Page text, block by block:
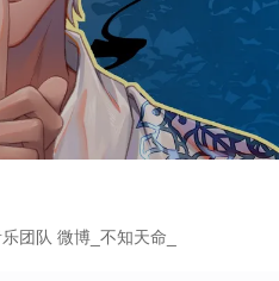
热爱是原动力。 平纱落雁原创音乐团队 微博_不知天命_